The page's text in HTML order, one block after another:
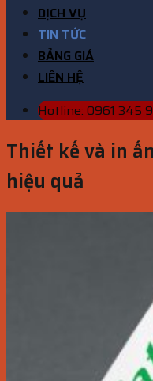
DỊCH VỤ
TIN TỨC
BẢNG GIÁ
LIÊN HỆ
Hotline: 0961 345
Thiết kế và in
hiệu quả